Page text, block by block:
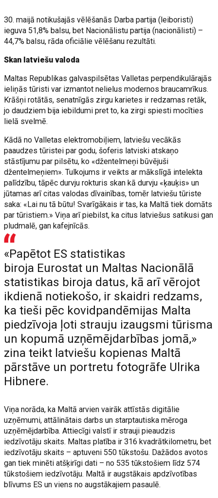
30. maijā notikušajās vēlēšanās Darba partija (leiboristi)
ieguva 51,8% balsu, bet Nacionālistu partija (nacionālisti) –
44,7% balsu, rāda oficiālie vēlēšanu rezultāti.
Skan latviešu valoda
Maltas Republikas galvaspilsētas Valletas perpendikulārajās
ieliņās tūristi var izmantot nelielus modernos braucamrīkus.
Krāšņi rotātās, senatnīgās zirgu karietes ir redzamas retāk,
jo daudziem bija iebildumi pret to, ka zirgi spiesti mocīties
lielā svelmē.
Kādā no Valletas elektromobiļiem, latviešu vecākās
paaudzes tūristei par godu, šoferis latviski atskaņo
stāstījumu par pilsētu, ko «džentelmeņi būvējuši
džentelmeņiem». Tulkojums ir veikts ar mākslīgā intelekta
palīdzību, tāpēc durvju rokturis skan kā durvju «ķauķis» un
jūtamas arī citas valodas dīvainības, tomēr latviešu tūriste
saka: «Lai nu tā būtu! Svarīgākais ir tas, ka Maltā tiek domāts
par tūristiem.» Viņa arī piebilst, ka citus latviešus satikusi gan
pludmalē, gan kafejnīcās.
«Papētot ES statistikas
biroja Eurostat un Maltas Nacionālā
statistikas biroja datus, kā arī vērojot
ikdienā notiekošo, ir skaidri redzams,
ka tieši pēc kovidpandēmijas Malta
piedzīvoja ļoti strauju izaugsmi tūrisma
un kopumā uzņēmējdarbības jomā,»
zina teikt latviešu kopienas Maltā
pārstāve un portretu fotogrāfe Ulrika
Hibnere.
Viņa norāda, ka Maltā arvien vairāk attīstās digitālie
uzņēmumi, attālinātais darbs un starptautiska mēroga
uzņēmējdarbība. Attiecīgi valstī ir strauji pieaudzis
iedzīvotāju skaits. Maltas platība ir 316 kvadrātkilometru, bet
iedzīvotāju skaits – aptuveni 550 tūkstošu. Dažādos avotos
gan tiek minēti atšķirīgi dati – no 535 tūkstošiem līdz 574
tūkstošiem iedzīvotāju. Maltā ir augstākais apdzīvotības
blīvums ES un viens no augstākajiem pasaulē.